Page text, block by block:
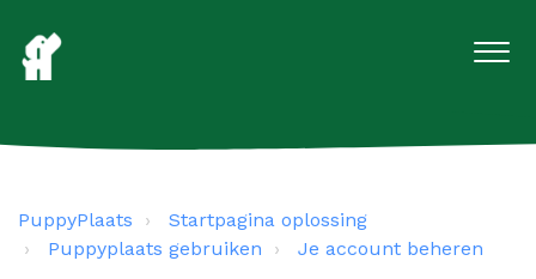
PuppyPlaats
Startpagina oplossing
Puppyplaats gebruiken
Je account beheren